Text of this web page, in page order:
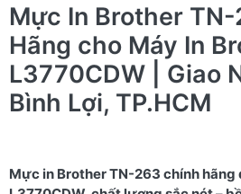
Mực In Brother
Hãng cho Máy In
L3770CDW | Giao
Bình Lợi, TP.HCM
Mực in Brother TN-263 chính hãng